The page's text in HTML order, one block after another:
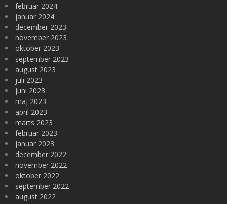
februar 2024
januar 2024
december 2023
november 2023
oktober 2023
september 2023
august 2023
juli 2023
juni 2023
maj 2023
april 2023
marts 2023
februar 2023
januar 2023
december 2022
november 2022
oktober 2022
september 2022
august 2022